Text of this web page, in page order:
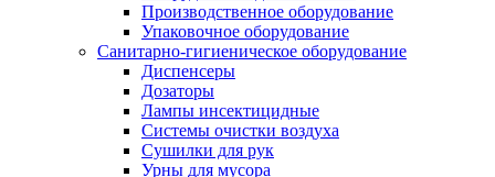
Производственное оборудование
Упаковочное оборудование
Санитарно-гигиеническое оборудование
Диспенсеры
Дозаторы
Лампы инсектицидные
Системы очистки воздуха
Сушилки для рук
Урны для мусора